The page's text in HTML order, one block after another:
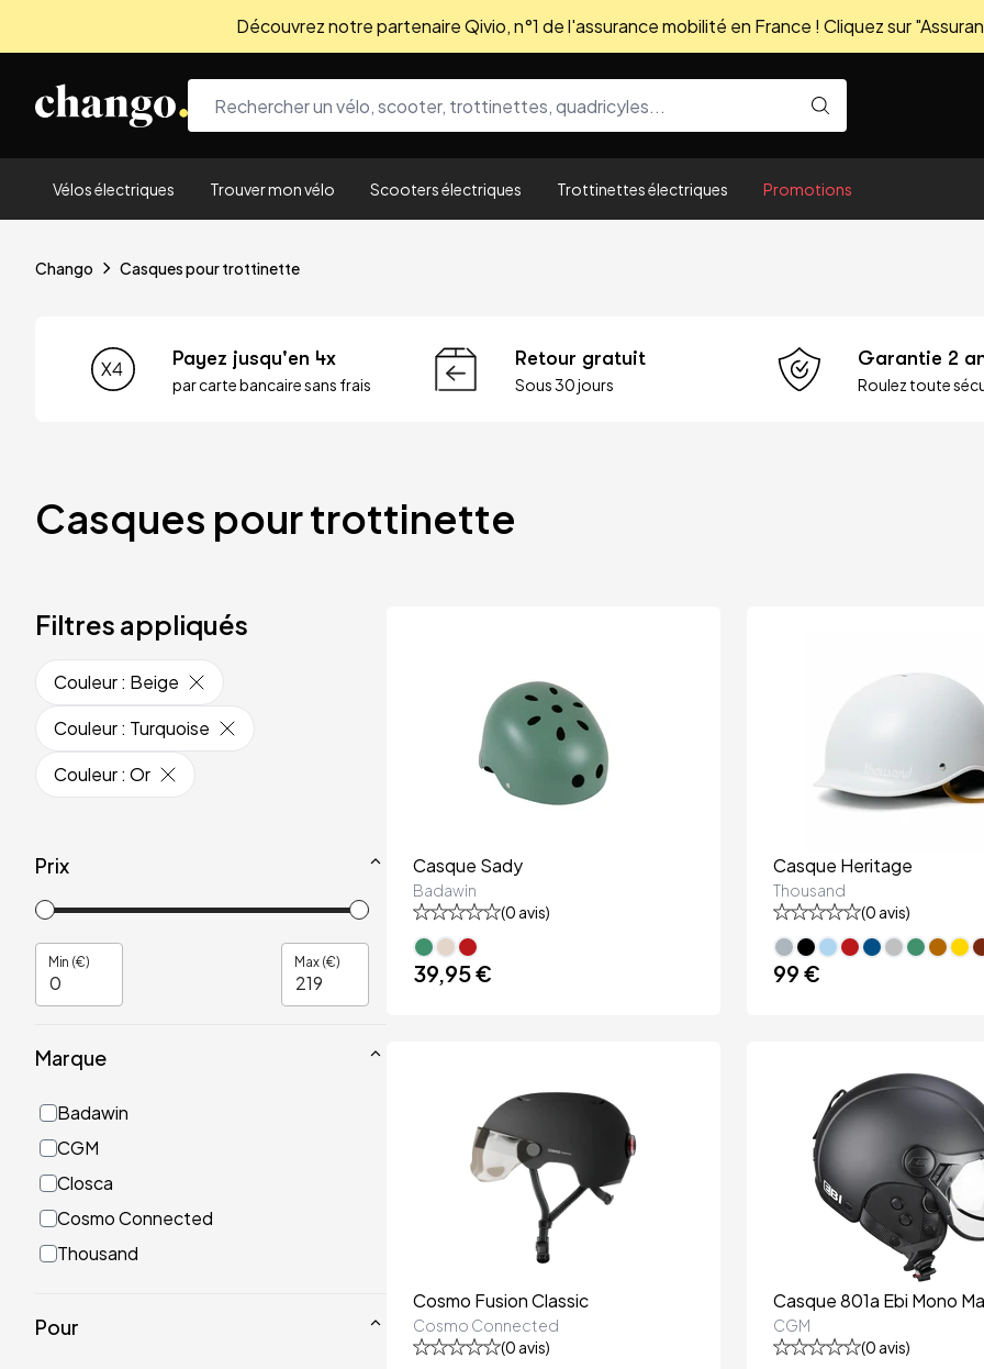
Découvrez notre partenaire Qivio, n°1 de l'assurance mobilité en France ! Cliquez sur
Vélos électriques Trouver mon vélo Scooters électriques Trottinettes électriques Promotions
Chango Casques pour trottinette
Payez jusqu'en 4x
par carte bancaire sans frais
Retour gratuit
Sous 30 jours
Garantie 2
Roulez toute
Casques pour trottinette
Filtres appliqués
Couleur: Beige
Couleur: Turquoise
Couleur: Or
Prix
Min (€) Max (€)
Marque
Badawin
CGM
Closca
Cosmo Connected
Thousand
Pour
Casque Sady
Badawin
(0 avis)
39,95 €
Casque Heritage
Thousand
(0 avis)
99 €
Cosmo Fusion Classic
Cosmo Connected
(0 avis)
Casque 801a Ebi Mono
CGM
(0 avis)